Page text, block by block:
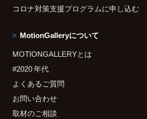
コロナ対策支援プログラムに申し込む
MotionGalleryについて
MOTIONGALLERYとは
#2020 年代
よくあるご質問
お問い合わせ
取材のご相談